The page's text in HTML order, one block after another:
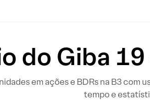
do Giba
em ações e BDRs na B3 com
tempo e